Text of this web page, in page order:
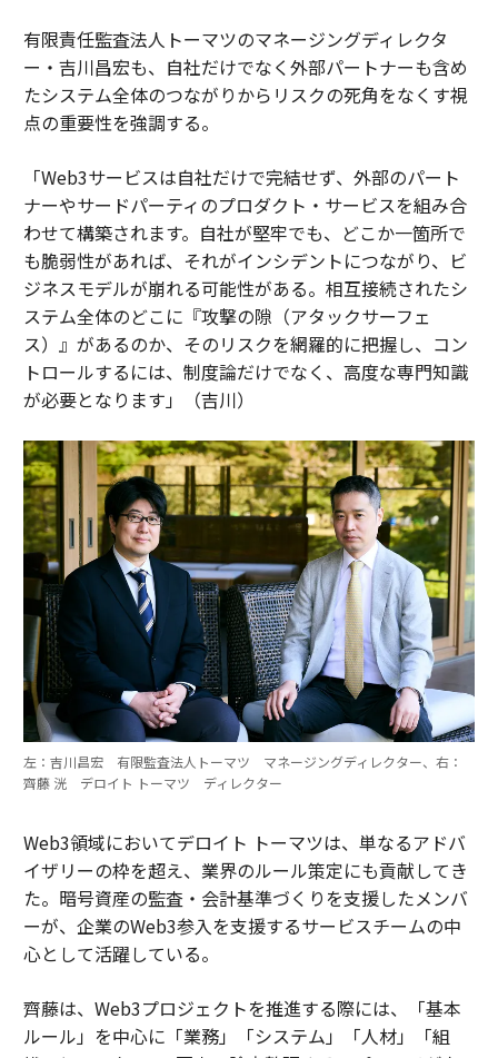
有限責任監査法人トーマツのマネージングディレクタ
ー・吉川昌宏も、自社だけでなく外部パートナーも含め
たシステム全体のつながりからリスクの死角をなくす視
点の重要性を強調する。
「Web3サービスは自社だけで完結せず、外部のパート
ナーやサードパーティのプロダクト・サービスを組み合
わせて構築されます。自社が堅牢でも、どこか一箇所で
も脆弱性があれば、それがインシデントにつながり、ビ
ジネスモデルが崩れる可能性がある。相互接続されたシ
ステム全体のどこに『攻撃の隙（アタックサーフェ
ス）』があるのか、そのリスクを網羅的に把握し、コン
トロールするには、制度論だけでなく、高度な専門知識
が必要となります」（吉川）
左：吉川昌宏 有限監査法人トーマツ マネージングディレクター、右：
齊藤 洸 デロイト トーマツ ディレクター
Web3領域においてデロイト トーマツは、単なるアドバ
イザリーの枠を超え、業界のルール策定にも貢献してき
た。暗号資産の監査・会計基準づくりを支援したメンバ
ーが、企業のWeb3参入を支援するサービスチームの中
心として活躍している。
齊藤は、Web3プロジェクトを推進する際には、「基本
ルール」を中心に「業務」「システム」「人材」「組